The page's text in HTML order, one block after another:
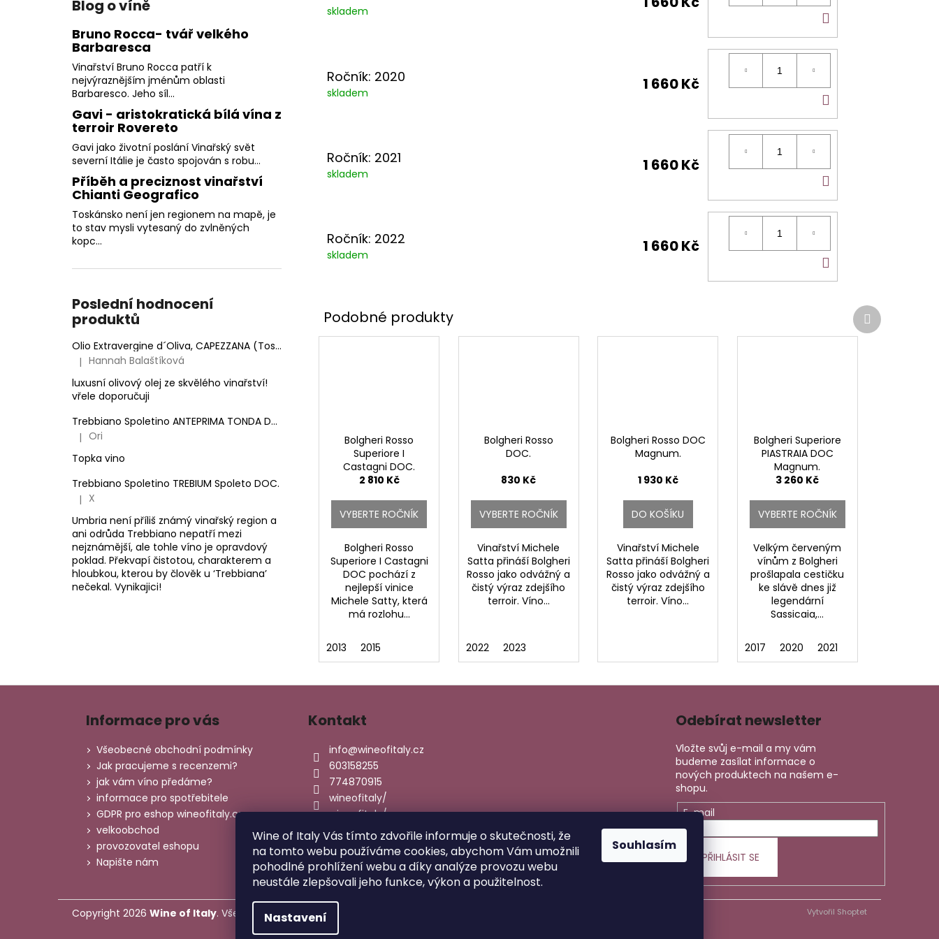
Wine of Italy Vás tímto zdvořile informuje o skutečnosti, že
na tomto webu používáme cookies, abychom Vám umožnili
pohodlné prohlížení webu a díky analýze provozu webu
neustále zlepšovali jeho funkce, výkon a použitelnost.
Nastavení
Souhlasím
Blog o víně
Bruno Rocca- tvář velkého
Barbaresca
Vinařství Bruno Rocca patří k
nejvýraznějším jménům oblasti
Barbaresco. Jeho síl...
Gavi - aristokratická bílá vína z
terroir Rovereto
Gavi jako životní poslání Vinařský svět
severní Itálie je často spojován s robu...
Příběh a preciznost vinařství
Chianti Geografico
Toskánsko není jen regionem na mapě, je
to stav mysli vytesaný do zvlněných
kopc...
Poslední hodnocení
produktů
Olio Extravergine d´Oliva, CAPEZZANA (Toskánsko) - 0,5 l
Hodnocení produktu je 5 z 5 hvězdiček.
| Hannah Balaštíková
luxusní olivový olej ze skvělého vinařství!
vřele doporučuji
Trebbiano Spoletino ANTEPRIMA TONDA DOC.
Hodnocení produktu je 5 z 5 hvězdiček.
| Ori
Topka vino
Trebbiano Spoletino TREBIUM Spoleto DOC.
Hodnocení produktu je 5 z 5 hvězdiček.
| X
Umbria není příliš známý vinařský region a
ani odrůda Trebbiano nepatří mezi
nejznámější, ale tohle víno je opravdový
poklad. Překvapí čistotou, charakterem a
hloubkou, kterou by člověk u ‘Trebbiana’
nečekal. Vynikajici!
skladem
KOŠÍKU
Ročník: 2020
skladem 1 660 Kč
KOŠÍKU
Ročník: 2021
skladem 1 660 Kč
KOŠÍKU
Ročník: 2022
skladem 1 660 Kč
KOŠÍKU
Bolgheri Rosso
Superiore I
Castagni DOC.
2 810 Kč
VYBERTE ROČNÍK
Bolgheri Rosso
Superiore I Castagni
DOC pochází z
nejlepší vinice
Michele Satty, která
má rozlohu...
2013 2015
Bolgheri Rosso
DOC.
830 Kč
VYBERTE ROČNÍK
Vinařství Michele
Satta přináší Bolgheri
Rosso jako odvážný a
čistý výraz zdejšího
terroir. Víno...
2022 2023
Bolgheri Rosso DOC
Magnum.
1 930 Kč
DO KOŠÍKU
Vinařství Michele
Satta přináší Bolgheri
Rosso jako odvážný a
čistý výraz zdejšího
terroir. Víno...
Bolgheri Superiore
PIASTRAIA DOC
Magnum.
3 260 Kč
VYBERTE ROČNÍK
Velkým červeným
vínům z Bolgheri
prošlapala cestičku
ke slávě dnes již
legendární
Sassicaia,...
2017 2020 2021
Další
produkt
Informace pro vás
Všeobecné obchodní podmínky
Jak pracujeme s recenzemi?
jak vám víno předáme?
informace pro spotřebitele
GDPR pro eshop wineofitaly.cz
velkoobchod
provozovatel eshopu
Napište nám
Kontakt
info@wineofitaly.cz
603158255
774870915
wineofitaly/
wineofitaly/
Odebírat newsletter
Vložte svůj e-mail a my vám
budeme zasílat informace o
nových produktech na našem e-
shopu.
E-mail
PŘIHLÁSIT SE
Vytvořil Shoptet
Copyright 2026 Wine of Italy. Všechna práva vyhrazena.